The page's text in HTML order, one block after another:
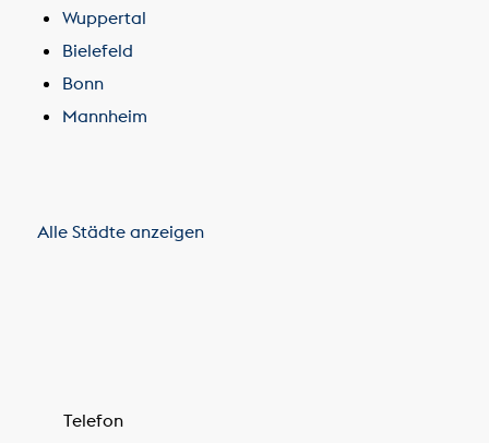
Wuppertal
Bielefeld
Bonn
Mannheim
Alle Städte anzeigen
Telefon